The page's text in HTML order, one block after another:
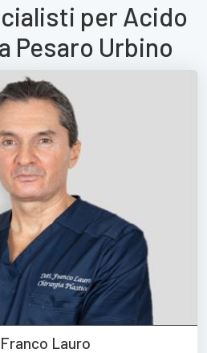
per Acido
Pesaro Urbino
Lauro